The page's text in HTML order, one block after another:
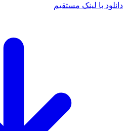
با لینک مستقیم